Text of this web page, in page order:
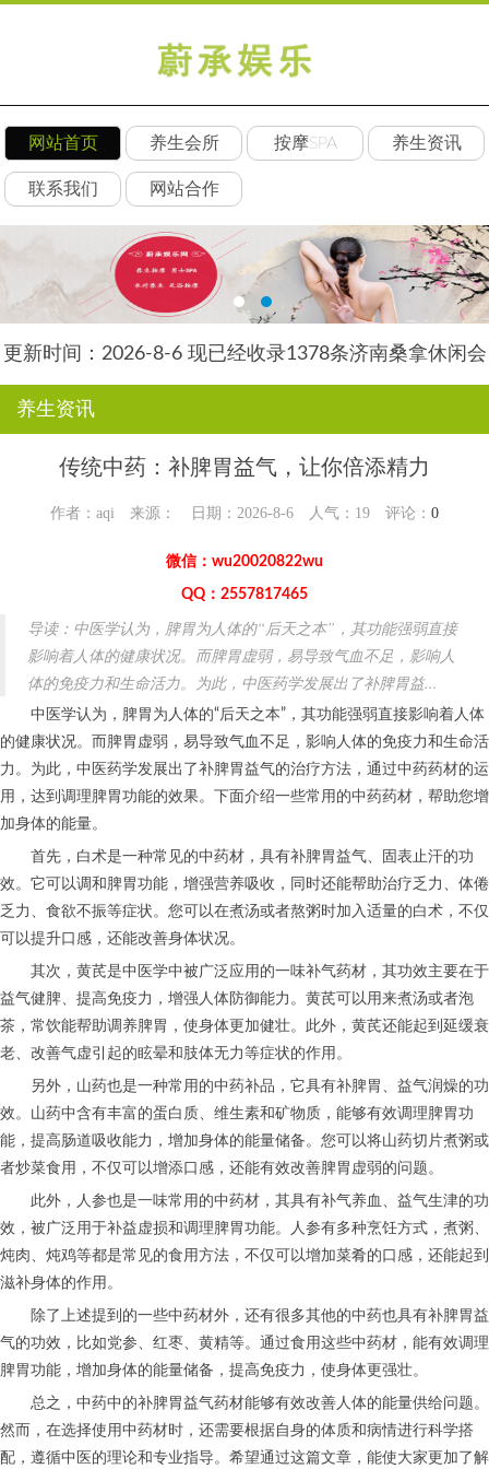
网站首页 养生会所 按摩SPA 养生资讯
联系我们 网站合作
更新时间：2026-8-6 现已经收录1378条济南桑拿休闲会
养生资讯
传统中药：补脾胃益气，让你倍添精力
作者：aqi 来源： 日期：2026-8-6 人气： 19 评论： 0
微信：wu20020822wu
QQ：2557817465
导读：中医学认为，脾胃为人体的“后天之本”，其功能强弱直接
影响着人体的健康状况。而脾胃虚弱，易导致气血不足，影响人
体的免疫力和生命活力。为此，中医药学发展出了补脾胃益...
中医学认为，脾胃为人体的“后天之本”，其功能强弱直接影响着人体
的健康状况。而脾胃虚弱，易导致气血不足，影响人体的免疫力和生命活
力。为此，中医药学发展出了补脾胃益气的治疗方法，通过中药药材的运
用，达到调理脾胃功能的效果。下面介绍一些常用的中药药材，帮助您增
加身体的能量。
首先，白术是一种常见的中药材，具有补脾胃益气、固表止汗的功
效。它可以调和脾胃功能，增强营养吸收，同时还能帮助治疗乏力、体倦
乏力、食欲不振等症状。您可以在煮汤或者熬粥时加入适量的白术，不仅
可以提升口感，还能改善身体状况。
其次，黄芪是中医学中被广泛应用的一味补气药材，其功效主要在于
益气健脾、提高免疫力，增强人体防御能力。黄芪可以用来煮汤或者泡
茶，常饮能帮助调养脾胃，使身体更加健壮。此外，黄芪还能起到延缓衰
老、改善气虚引起的眩晕和肢体无力等症状的作用。
另外，山药也是一种常用的中药补品，它具有补脾胃、益气润燥的功
效。山药中含有丰富的蛋白质、维生素和矿物质，能够有效调理脾胃功
能，提高肠道吸收能力，增加身体的能量储备。您可以将山药切片煮粥或
者炒菜食用，不仅可以增添口感，还能有效改善脾胃虚弱的问题。
此外，人参也是一味常用的中药材，其具有补气养血、益气生津的功
效，被广泛用于补益虚损和调理脾胃功能。人参有多种烹饪方式，煮粥、
炖肉、炖鸡等都是常见的食用方法，不仅可以增加菜肴的口感，还能起到
滋补身体的作用。
除了上述提到的一些中药材外，还有很多其他的中药也具有补脾胃益
气的功效，比如党参、红枣、黄精等。通过食用这些中药材，能有效调理
脾胃功能，增加身体的能量储备，提高免疫力，使身体更强壮。
总之，中药中的补脾胃益气药材能够有效改善人体的能量供给问题。
然而，在选择使用中药材时，还需要根据自身的体质和病情进行科学搭
配，遵循中医的理论和专业指导。希望通过这篇文章，能使大家更加了解